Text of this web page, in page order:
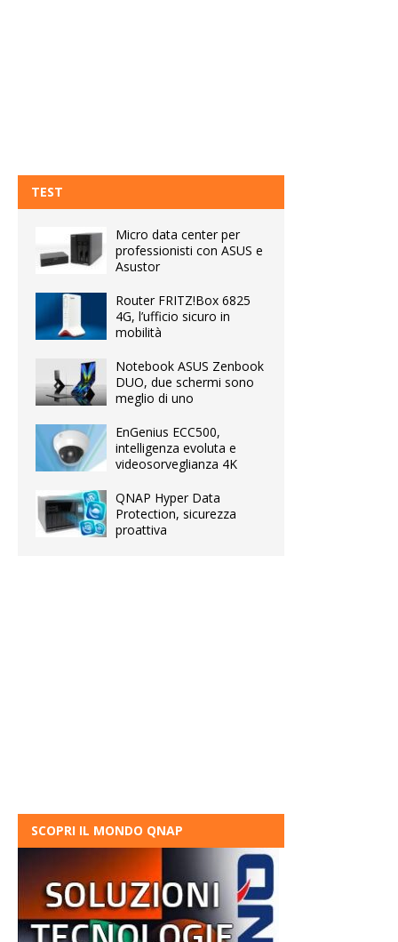
TEST
Micro data center per
professionisti con ASUS e
Asustor
Router FRITZ!Box 6825
4G, l’ufficio sicuro in
mobilità
Notebook ASUS Zenbook
DUO, due schermi sono
meglio di uno
EnGenius ECC500,
intelligenza evoluta e
videosorveglianza 4K
QNAP Hyper Data
Protection, sicurezza
proattiva
SCOPRI IL MONDO QNAP